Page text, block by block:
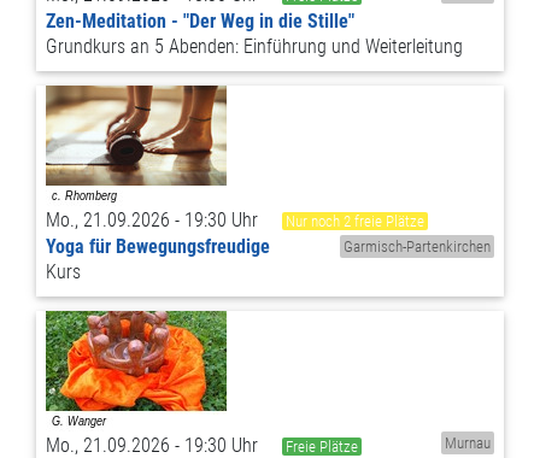
Zen-Meditation - "Der Weg in die Stille"
Grundkurs an 5 Abenden: Einführung und Weiterleitung
Mo., 21.09.2026 - 19:30 Uhr
Nur noch 2 freie Plätze
Garmisch-Partenkirchen
Yoga für Bewegungsfreudige
Kurs
Mo., 21.09.2026 - 19:30 Uhr Freie Plätze Murnau